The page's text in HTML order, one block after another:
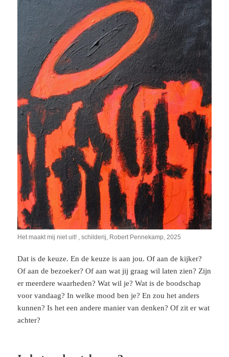
Het maakt mij niet uit! , schilderij, Robert Pennekamp, 2025
Dat is de keuze. En de keuze is aan jou. Of aan de kijker?
Of aan de bezoeker? Of aan wat jij graag wil laten zien? Zijn
er meerdere waarheden? Wat wil je? Wat is de boodschap
voor vandaag? In welke mood ben je? En zou het anders
kunnen? Is het een andere manier van denken? Of zit er wat
achter?